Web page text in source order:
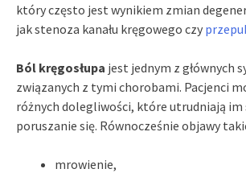
który często jest wynikiem zmian
jak stenoza kanału kręgowego czy
Ból kręgosłupa jest jednym z głównych
związanych z tymi chorobami. Pacjenci
różnych dolegliwości, które utrudniają im
poruszanie się. Równocześnie objawy
mrowienie,